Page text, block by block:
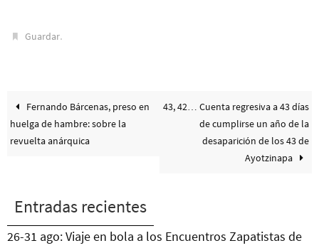
Guardar.
Fernando Bárcenas, preso en
huelga de hambre: sobre la
revuelta anárquica
43, 42… Cuenta regresiva a 43 días
de cumplirse un año de la
desaparición de los 43 de
Ayotzinapa
Entradas recientes
26-31 ago: Viaje en bola a los Encuentros Zapatistas de